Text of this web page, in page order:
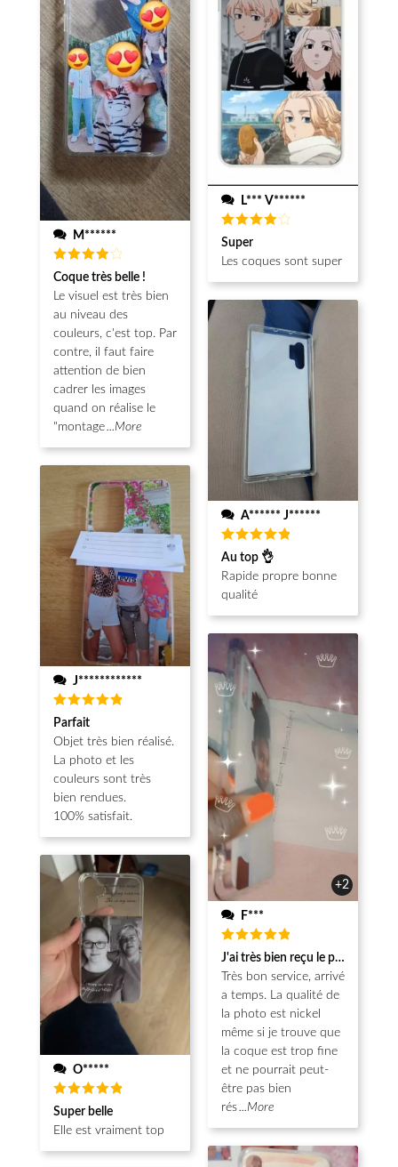
M******
Note4
sur 5
Coque très belle !
Le visuel est très bien
au niveau des
couleurs, c'est top. Par
contre, il faut faire
attention de bien
cadrer les images
quand on réalise le
"montage...More
J************
Note5
sur 5
Parfait
Objet très bien réalisé.
La photo et les
couleurs sont très
bien rendues.
100% satisfait.
O*****
Note 5
sur 5
Super belle
Elle est vraiment top
L*** V******
Note
sur 5
Super
Les coques sont super
A****** J******
Note5
sur 5
Au top 👌
Rapide propre bonne
qualité
+2
F***
Note5
sur 5
J'ai très bien reçu le produit.
Très bon service, arrivé
a temps. La qualité de
la photo est nickel
même si je trouve que
la coque est trop fine
et ne pourrait peut-
être pas bien
rés...More